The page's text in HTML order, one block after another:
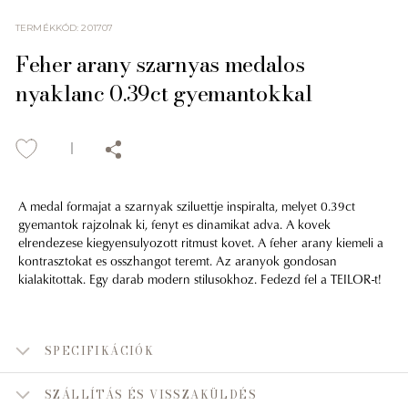
TERMÉKKÓD:201707
Feher arany szarnyas medalos
nyaklanc 0.39ct gyemantokkal
A medal formajat a szarnyak sziluettje inspiralta, melyet 0.39ct
gyemantok rajzolnak ki, fenyt es dinamikat adva. A kovek
elrendezese kiegyensulyozott ritmust kovet. A feher arany kiemeli a
kontrasztokat es osszhangot teremt. Az aranyok gondosan
kialakitottak. Egy darab modern stilusokhoz. Fedezd fel a TEILOR-t!
SPECIFIKÁCIÓK
SZÁLLÍTÁS ÉS VISSZAKÜLDÉS